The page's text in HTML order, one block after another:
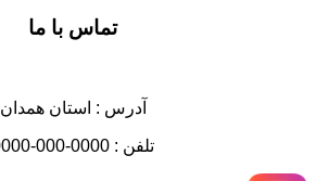
تماس با ما
آدرس : استان همدان
تلفن : 0000-000-0000